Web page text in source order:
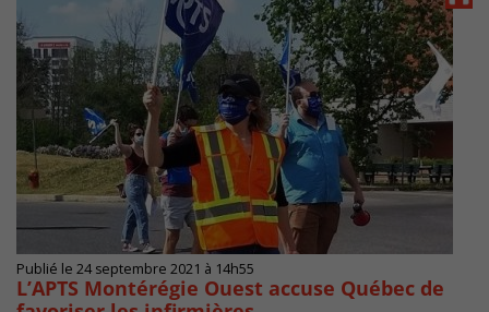
Publié le 24 septembre 2021 à 14h55
L’APTS Montérégie Ouest accuse Québec de